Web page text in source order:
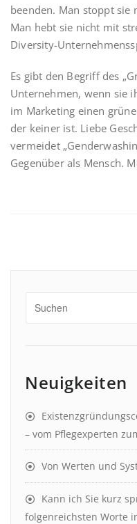
beenden. Man stoppt sie
Man hebt sie nicht mit
Diversity-
Es gibt den Begriff des
Unternehmen, wenn sie
im Marketing einen
der keiner ist. Liebe
vermeidet
Gegenüber als Mensch.
Neuigkeiten
– vom Pflegexperten
Von Werten und
Kann ich Sie kurz
folgenreichsten Worte